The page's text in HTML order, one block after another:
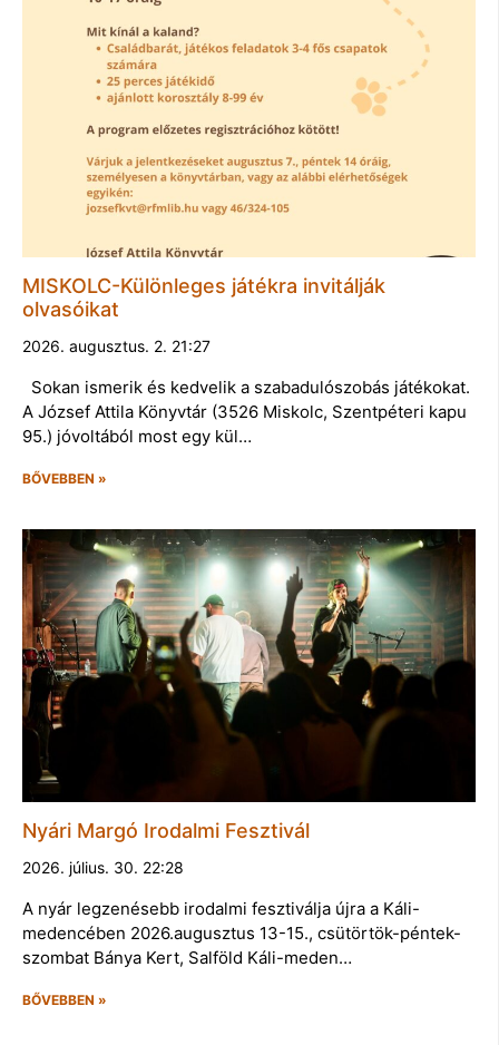
MISKOLC-Különleges játékra invitálják
olvasóikat
2026. augusztus. 2. 21:27
Sokan ismerik és kedvelik a szabadulószobás játékokat.
A József Attila Könyvtár (3526 Miskolc, Szentpéteri kapu
95.) jóvoltából most egy kül…
BŐVEBBEN »
Nyári Margó Irodalmi Fesztivál
2026. július. 30. 22:28
A nyár legzenésebb irodalmi fesztiválja újra a Káli-
medencében 2026.augusztus 13-15., csütörtök-péntek-
szombat Bánya Kert, Salföld Káli-meden…
BŐVEBBEN »